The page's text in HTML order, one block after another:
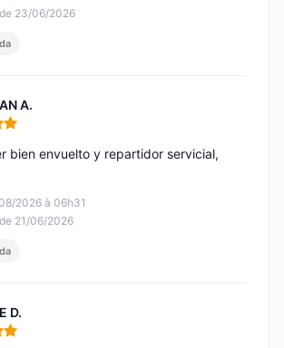
23/06/2026
A.
5
2026 à 06h31
21/06/2026
bien envuelto y repartidor servicial,
D.
5